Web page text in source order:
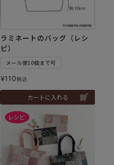
ラミネートのバッグ（レシ
ピ）
メール便10個まで可
¥110税込
カートに入れる